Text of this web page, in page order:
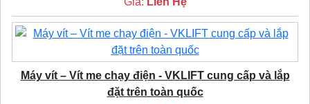
Máy vít – Vít me chạy điện - VKLIFT cung cấp và lắp
đặt trên toàn quốc